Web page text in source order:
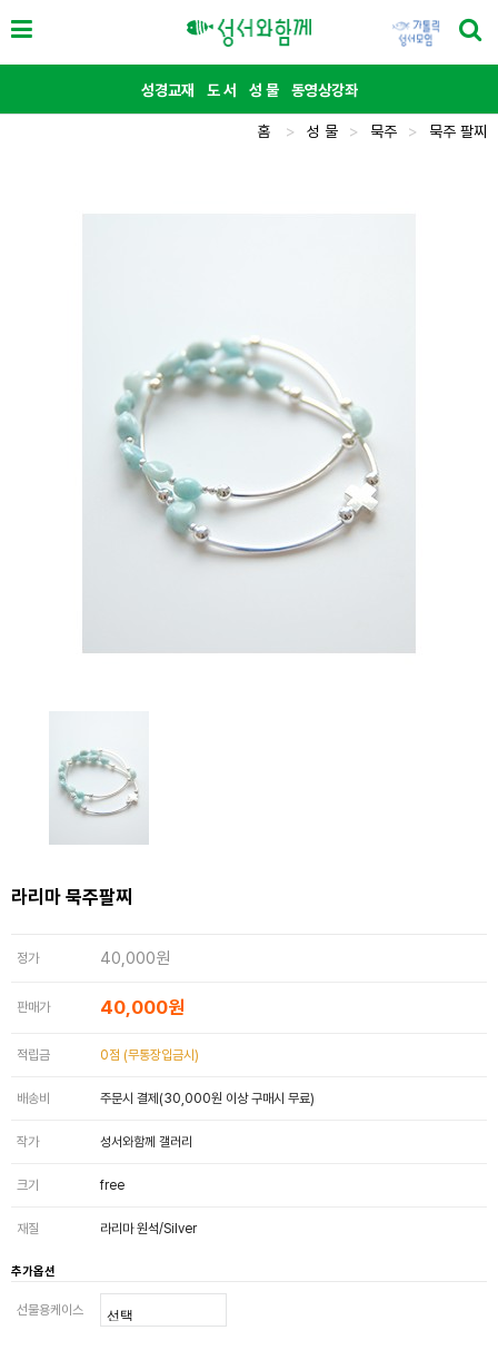
성경교재 도 서 성 물 동영상강좌
홈 > 성 물 > 묵주 > 묵주 팔찌
라리마 묵주팔찌
정가 40,000원
판매가 40,000원
적립금 0점 (무통장입금시)
배송비 주문시 결제(30,000원 이상 구매시 무료)
작가 성서와함께 갤러리
크기 free
재질 라리마 원석/Silver
추가옵션
선물용케이스